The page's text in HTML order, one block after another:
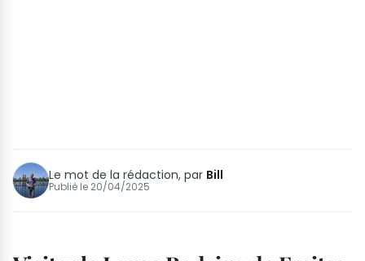
Le mot de la rédaction, par Bill
Publié le 20/04/2025